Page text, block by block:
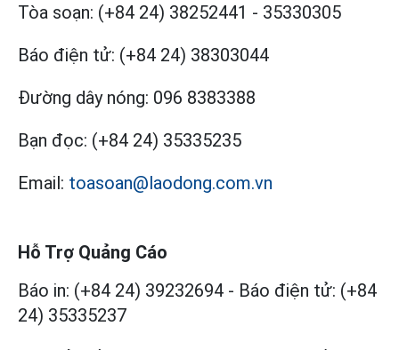
Tòa soạn: (+84 24) 38252441 - 35330305
Báo điện tử: (+84 24) 38303044
Đường dây nóng: 096 8383388
Bạn đọc: (+84 24) 35335235
Email: toasoan@laodong.com.vn
Hỗ Trợ Quảng Cáo
Báo in: (+84 24) 39232694 - Báo điện tử: (+84
24) 35335237